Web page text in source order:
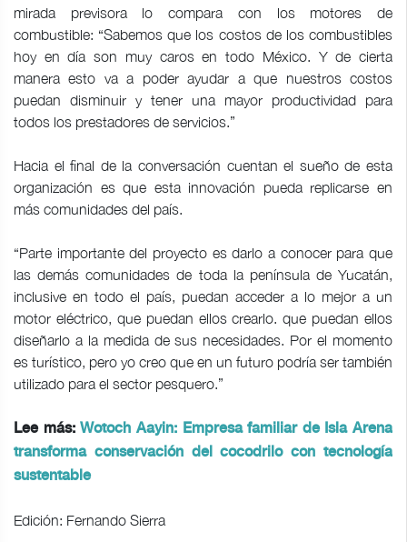
mirada previsora lo compara con los motores de
combustible: “Sabemos que los costos de los combustibles
hoy en día son muy caros en todo México. Y de cierta
manera esto va a poder ayudar a que nuestros costos
puedan disminuir y tener una mayor productividad para
todos los prestadores de servicios.”
Hacia el final de la conversación cuentan el sueño de esta
organización es que esta innovación pueda replicarse en
más comunidades del país.
“Parte importante del proyecto es darlo a conocer para que
las demás comunidades de toda la península de Yucatán,
inclusive en todo el país, puedan acceder a lo mejor a un
motor eléctrico, que puedan ellos crearlo. que puedan ellos
diseñarlo a la medida de sus necesidades. Por el momento
es turístico, pero yo creo que en un futuro podría ser también
utilizado para el sector pesquero.”
Lee más:Wotoch Aayin: Empresa familiar de Isla Arena
transforma conservación del cocodrilo con tecnología
sustentable
Edición: Fernando Sierra